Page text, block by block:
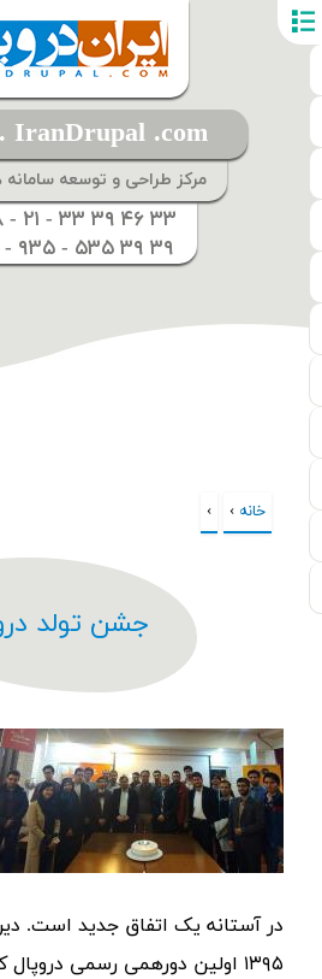
IranDrupal .com
مرکز طراحی و توسعه
+۹۸ - ۲۱ - ۳۳ ۳۹
+۹۸ - ۹۳۵ - ۵۳۵
شما اینجا هستید
خانه ›
›
جشن تولد
۱۳۹۵ اولین دورهمی رسمی دروپال